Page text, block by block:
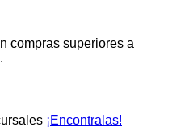
compras superiores a
¡Encontralas!